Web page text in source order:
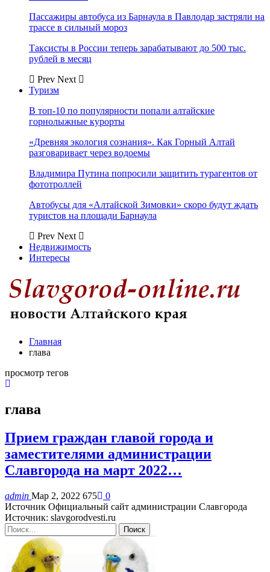
Пассажиры автобуса из Барнаула в Павлодар застряли на
трассе в сильный мороз
Таксисты в России теперь зарабатывают до 500 тыс.
рублей в месяц
Prev Next
Туризм
В топ-10 по популярности попали алтайские
горнолыжные курорты
«Древняя экология сознания». Как Горный Алтай
разговаривает через водоемы
Владимира Путина попросили защитить турагентов от
фототроллей
Автобусы для «Алтайской Зимовки» скоро будут ждать
туристов на площади Барнаула
Prev Next
Недвижимость
Интересы
Главная
глава
просмотр тегов
глава
Прием граждан главой города и
заместителями администрации
Славгорода на март 2022…
admin Мар 2, 2022 675
0
Источник Официальный сайт администрации Славгорода
Источник: slavgorodvesti.ru